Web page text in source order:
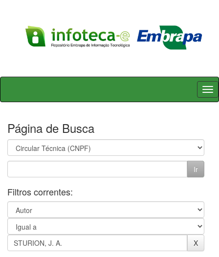
Skip
Página de Busca
Filtros correntes: